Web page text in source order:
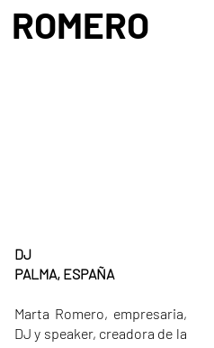
ROMERO
DJ
PALMA, ESPAÑA
Marta Romero, empresaria,
DJ y speaker, creadora de la